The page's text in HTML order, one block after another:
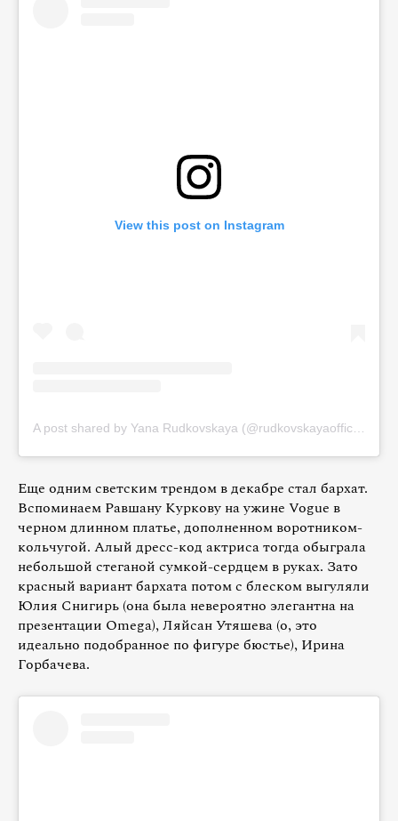
View this post on Instagram
A post shared by Yana Rudkovskaya (@rudkovskayaofficial)
Еще одним светским трендом в декабре стал бархат.
Вспоминаем Равшану Куркову на ужине Vogue в
черном длинном платье, дополненном воротником-
кольчугой. Алый дресс-код актриса тогда обыграла
небольшой стеганой сумкой-сердцем в руках. Зато
красный вариант бархата потом с блеском выгуляли
Юлия Снигирь (она была невероятно элегантна на
презентации Omega), Ляйсан Утяшева (о, это
идеально подобранное по фигуре бюстье), Ирина
Горбачева.